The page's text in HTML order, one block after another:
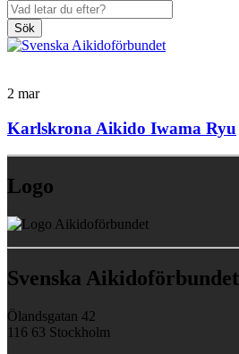
Sök
2 mar
Karlskrona Aikido Iwama Ryu
Logo
Svenska Aikidoförbundet
Ölandsgatan 42
116 63 Stockholm